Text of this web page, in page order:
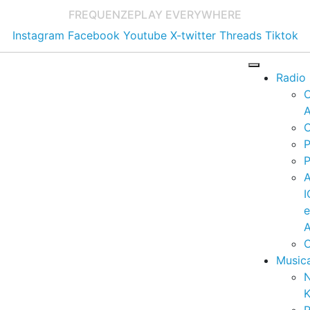
FREQUENZEPLAY EVERYWHERE
Instagram Facebook Youtube X-twitter Threads Tiktok
Radio
e